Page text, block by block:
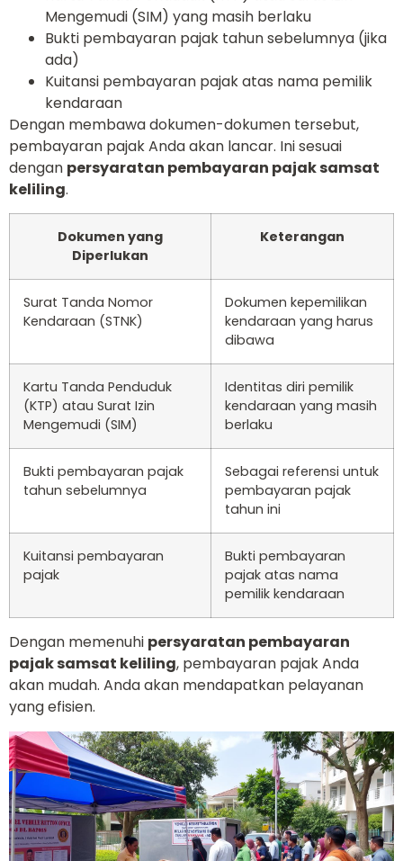
Mengemudi (SIM) yang masih berlaku
Bukti pembayaran pajak tahun sebelumnya (jika
ada)
Kuitansi pembayaran pajak atas nama pemilik
kendaraan
Dengan membawa dokumen-dokumen tersebut,
pembayaran pajak Anda akan lancar. Ini sesuai
dengan persyaratan pembayaran pajak samsat
keliling.
Dokumen yang
Diperlukan
Keterangan
Surat Tanda Nomor
Kendaraan (STNK)
Dokumen kepemilikan
kendaraan yang harus
dibawa
Kartu Tanda Penduduk
(KTP) atau Surat Izin
Mengemudi (SIM)
Identitas diri pemilik
kendaraan yang masih
berlaku
Bukti pembayaran pajak
tahun sebelumnya
Sebagai referensi untuk
pembayaran pajak
tahun ini
Kuitansi pembayaran
pajak
Bukti pembayaran
pajak atas nama
pemilik kendaraan
Dengan memenuhi persyaratan pembayaran
pajak samsat keliling, pembayaran pajak Anda
akan mudah. Anda akan mendapatkan pelayanan
yang efisien.